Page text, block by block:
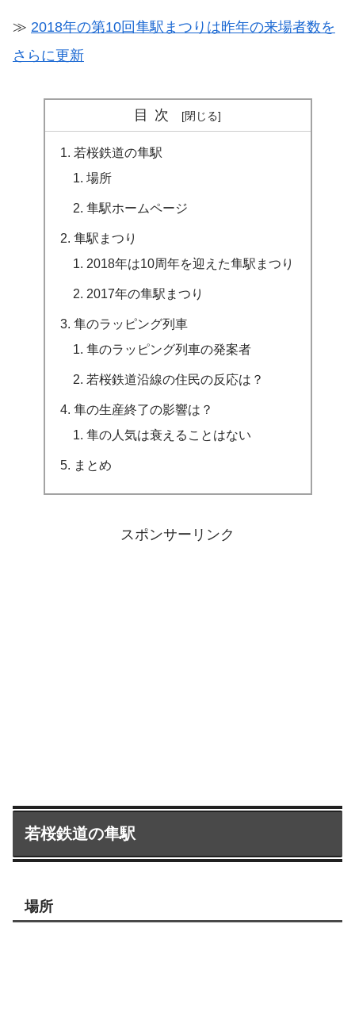
≫ 2018年の第10回隼駅まつりは昨年の来場者数を
さらに更新
目次
若桜鉄道の隼駅
場所
隼駅ホームページ
隼駅まつり
2018年は10周年を迎えた隼駅まつり
2017年の隼駅まつり
隼のラッピング列車
隼のラッピング列車の発案者
若桜鉄道沿線の住民の反応は？
隼の生産終了の影響は？
隼の人気は衰えることはない
まとめ
スポンサーリンク
若桜鉄道の隼駅
場所